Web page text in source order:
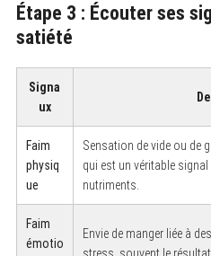
Étape 3 : Écouter ses
satiété
Signa
ux
Faim
physiq
ue
Sensation de vide ou de
qui est un véritable
nutriments.
Faim
émotio
Envie de manger liée à